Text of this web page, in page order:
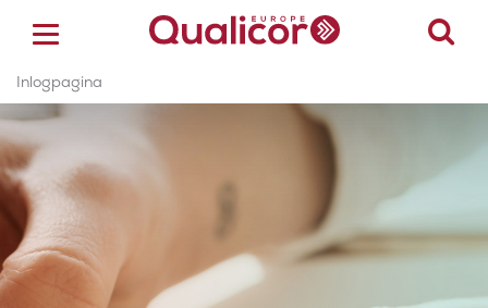
ACCREDITATIE
CERTIFICERING
ACADEMY
Inlogpagina